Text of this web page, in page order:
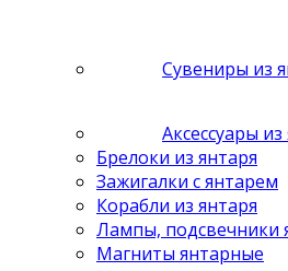
Сувениры из
Аксессуары из
Брелоки из янтаря
Зажигалки с янтарем
Корабли из янтаря
Лампы, подсвечники
Магниты янтарные